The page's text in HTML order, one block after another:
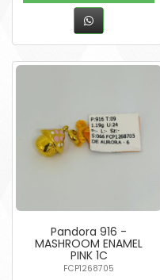
Pandora 916 -
MASHROOM ENAMEL
PINK 1C
FCP1268705